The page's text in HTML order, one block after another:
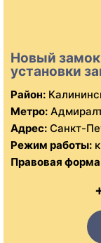
Новый
установки
Район:
Метро:
Адрес: Санкт-
Режим работы:
Правовая